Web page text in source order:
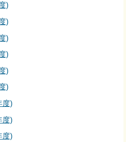
)
)
)
)
)
)
度)
度)
度)